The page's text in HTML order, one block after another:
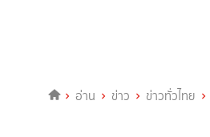
อ่าน ข่าว ข่าวทั่วไทย